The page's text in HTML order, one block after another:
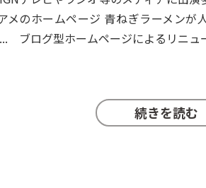
メのホームページ 青ねぎラーメンが
ブログ型ホームページによるリニュ
続きを読む